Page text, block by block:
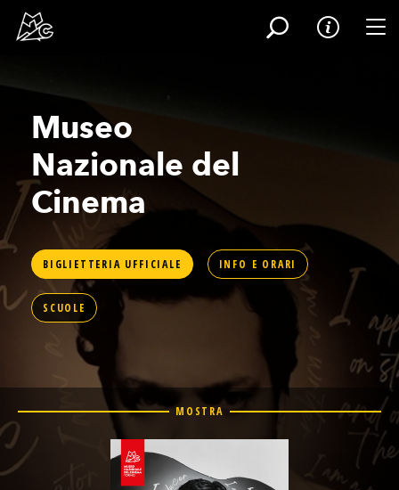
contenuto
principaleMuseo
Nazionale del
Cinema
BIGLIETTERIA UFFICIALE INFO E ORARI
SCUOLE
MOSTRA